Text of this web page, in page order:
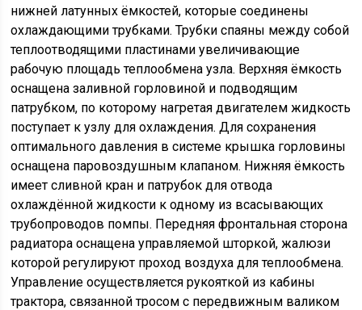
нижней латунных ёмкостей, которые соединены
охлаждающими трубками. Трубки спаяны между собой
теплоотводящими пластинами увеличивающие
рабочую площадь теплообмена узла. Верхняя ёмкость
оснащена заливной горловиной и подводящим
патрубком, по которому нагретая двигателем жидкость
поступает к узлу для охлаждения. Для сохранения
оптимального давления в системе крышка горловины
оснащена паровоздушным клапаном. Нижняя ёмкость
имеет сливной кран и патрубок для отвода
охлаждённой жидкости к одному из всасывающих
трубопроводов помпы. Передняя фронтальная сторона
радиатора оснащена управляемой шторкой, жалюзи
которой регулируют проход воздуха для теплообмена.
Управление осуществляется рукояткой из кабины
трактора, связанной тросом с передвижным валиком